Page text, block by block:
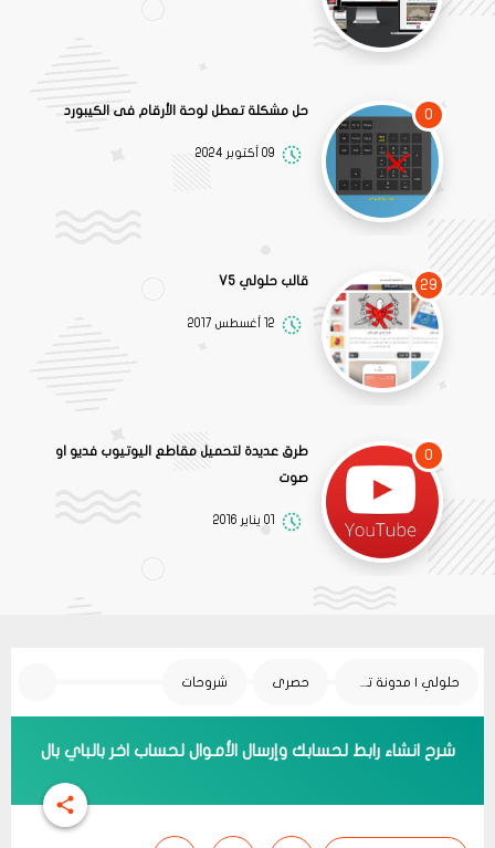
0 حل مشكلة تعطل لوحة الأرقام فى الكيبورد
09 أكتوبر 2024
29 قالب حلولي V5
12 أغسطس 2017
0
طرق عديدة لتحميل مقاطع اليوتيوب فديو او
صوت
01 يناير 2016
حلولي | مدونة تقنية حصرى شروحات
شرح انشاء رابط لحسابك وإرسال الأموال لحساب اخر بالباي بال